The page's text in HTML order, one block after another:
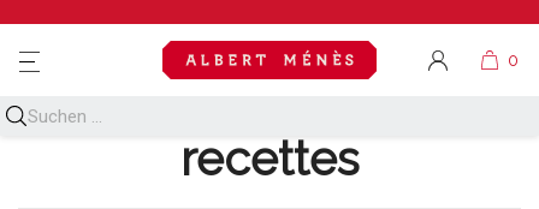
MENU
Découvrez toutes nos
recettes